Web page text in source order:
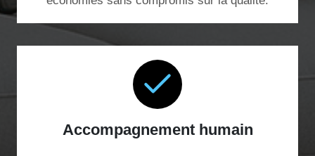
Accompagnement humain